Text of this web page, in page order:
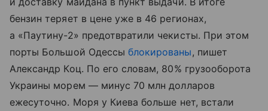
бензин теряет в цене уже в 46 регионах,
а «Паутину-2» предотвратили чекисты. При этом
порты Большой Одессыблокированы, пишет
Александр Коц. По его словам, 80% грузооборота
Украины морем — минус 70 млн долларов
ежесуточно. Моря у Киева больше нет, встали